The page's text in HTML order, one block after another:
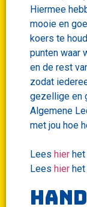
Hiermee
mooie en
koers te
punten waar
en de rest
zodat
gezellige en
Algemene
met jou hoe
Lees hier
Lees hier